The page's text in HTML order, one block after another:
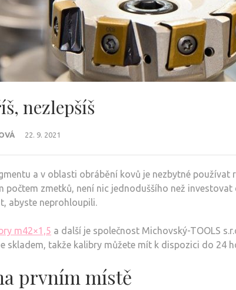
nezlepšíš
22. 9. 2021
a v oblasti obrábění kovů je nezbytné
počtem zmetků, není nic jednoduššího než
abyste neprohloupili.
m42×1,5 a další je společnost Michovský-TOOLS
skladem, takže kalibry můžete mít k dispozici do 24
prvním místě